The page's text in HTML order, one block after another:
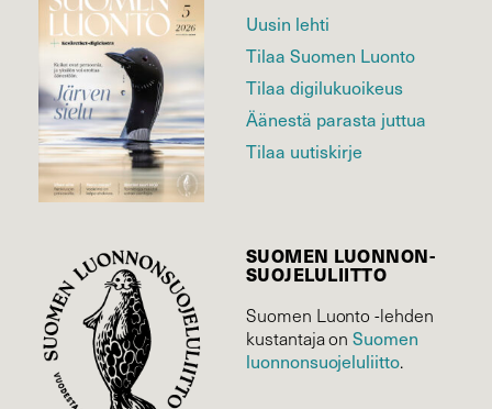
Uusin lehti
Tilaa Suomen Luonto
Tilaa digilukuoikeus
Äänestä parasta juttua
Tilaa uutiskirje
SUOMEN LUONNON­
SUOJELU­LIITTO
Suomen Luonto -lehden
kustantaja onSuomen
luonnonsuojelu­liitto.